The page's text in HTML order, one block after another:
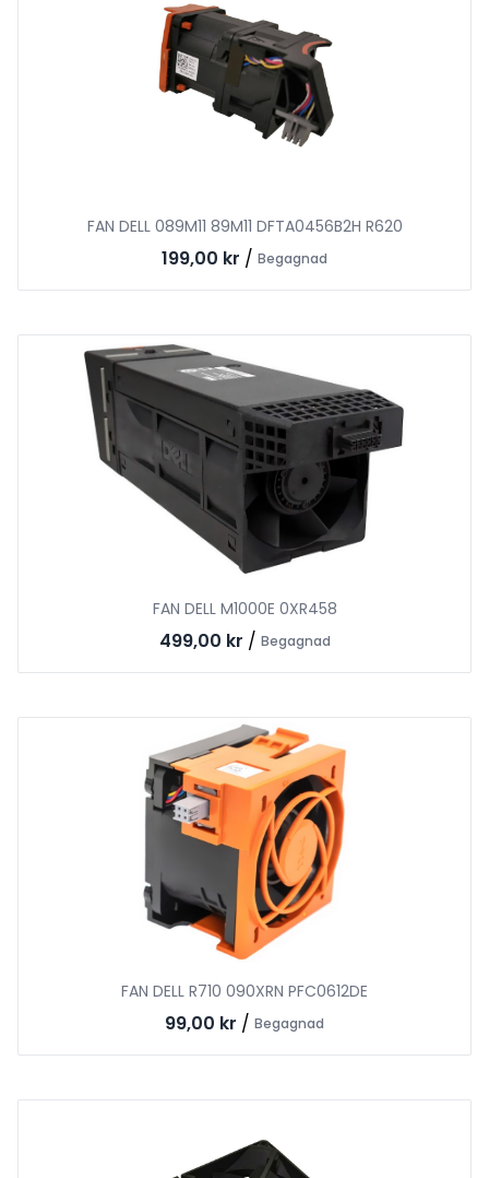
FAN DELL 089M11 89M11 DFTA0456B2H R620
199,00 kr / Begagnad
FAN DELL M1000E 0XR458
499,00 kr / Begagnad
FAN DELL R710 090XRN PFC0612DE
99,00 kr / Begagnad